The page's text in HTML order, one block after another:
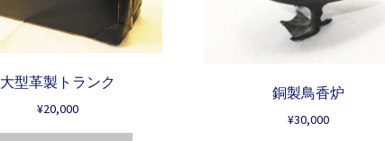
大型革製トランク
¥20,000
銅製鳥香炉
¥30,000